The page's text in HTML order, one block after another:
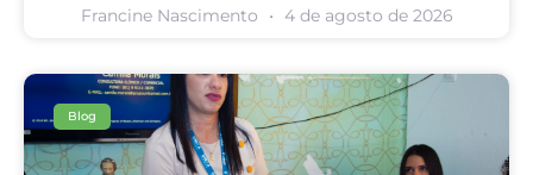
Francine Nascimento 4 de agosto de 2026
Blog